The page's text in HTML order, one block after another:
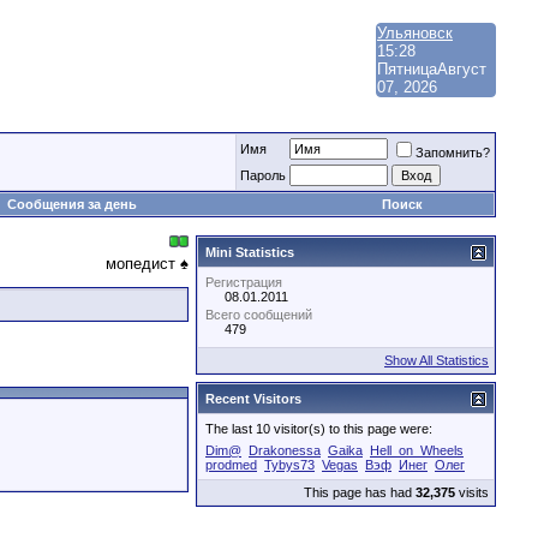
Ульяновск
15:28
ПятницаАвгуст
07, 2026
Имя
Запомнить?
Пароль
Сообщения за день Поиск
мопедист ♠
Mini Statistics
Регистрация
08.01.2011
Всего сообщений
479
Show All Statistics
Recent Visitors
The last 10 visitor(s) to this page were:
Dim@ Drakonessa Gaika Hell_on_Wheels
prodmed Tybys73 Vegas Вэф Инег Олег
This page has had 32,375 visits